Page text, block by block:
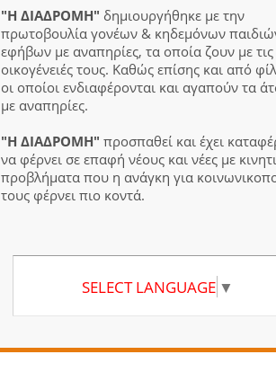
"Η ΔΙΑΔΡΟΜΗ" δημιουργήθηκε με την
πρωτοβουλία γονέων & κηδεμόνων
εφήβων με αναπηρίες, τα οποία ζουν με τις
οικογένειές τους. Καθώς επίσης και από
οι οποίοι ενδιαφέρονται και αγαπούν τα
με αναπηρίες.
"Η ΔΙΑΔΡΟΜΗ" προσπαθεί και έχει
να φέρνει σε επαφή νέους και νέες με
προβλήματα που η ανάγκη για
τους φέρνει πιο κοντά.
SELECT LANGUAGE ▼